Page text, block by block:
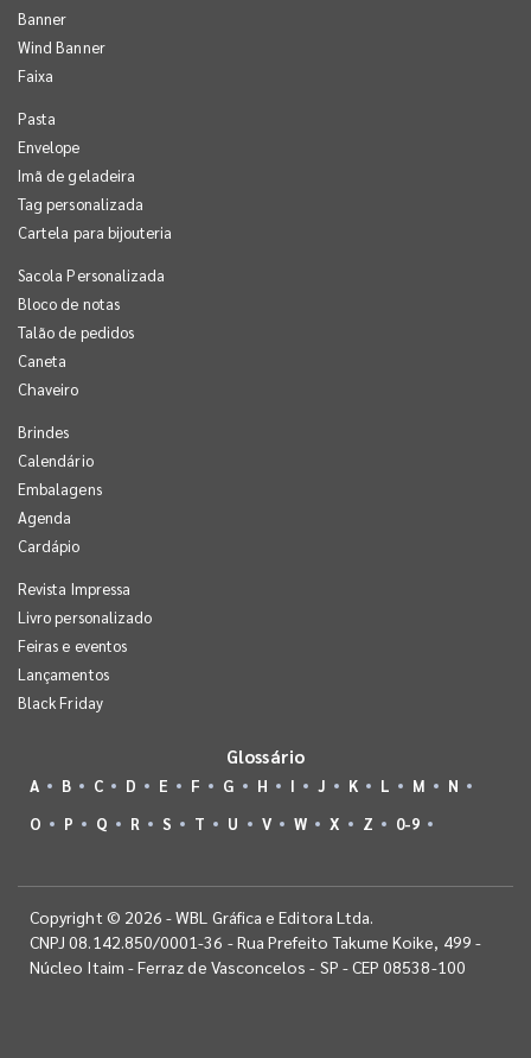
Banner
Wind Banner
Faixa
Pasta
Envelope
Imã de geladeira
Tag personalizada
Cartela para bijouteria
Sacola Personalizada
Bloco de notas
Talão de pedidos
Caneta
Chaveiro
Brindes
Calendário
Embalagens
Agenda
Cardápio
Revista Impressa
Livro personalizado
Feiras e eventos
Lançamentos
Black Friday
Glossário
A B C D E F G H I J K L M
N
O
P Q R S T U V W X Z 0-9
Copyright © 2026 - WBL Gráfica e Editora Ltda.
CNPJ 08.142.850/0001-36 - Rua Prefeito Takume Koike, 499 -
Núcleo Itaim - Ferraz de Vasconcelos - SP - CEP 08538-100